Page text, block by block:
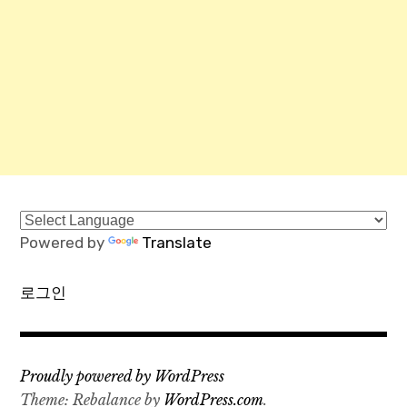
Powered by Translate
로그인
Proudly powered by WordPress
Theme: Rebalance by WordPress.com.